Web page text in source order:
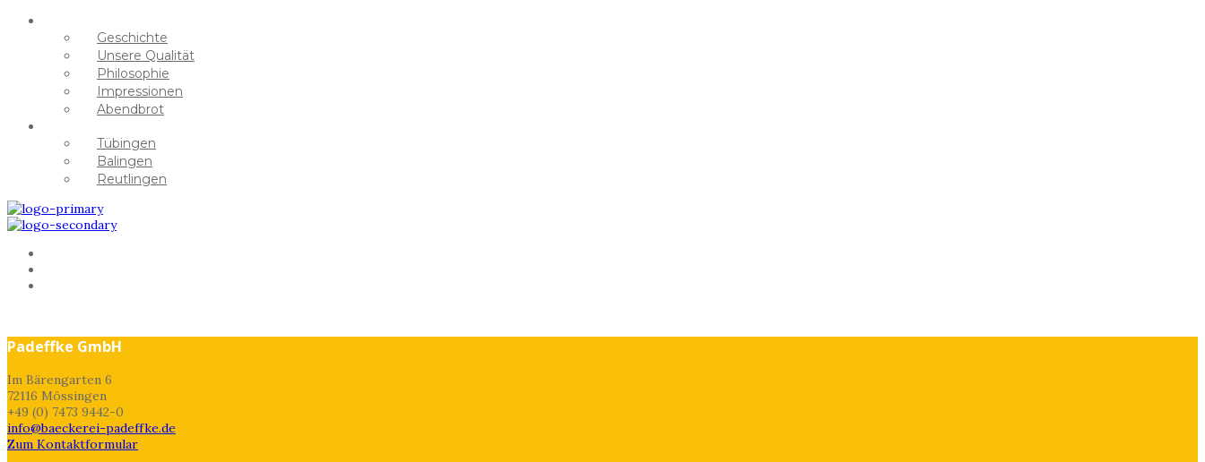
Geschichte
Unsere Qualität
Philosophie
Impressionen
Abendbrot
Tübingen
Balingen
Reutlingen
Padeffke GmbH
Im Bärengarten 6
72116 Mössingen
+49 (0) 7473 9442-0
info@baeckerei-padeffke.de
Zum Kontaktformular